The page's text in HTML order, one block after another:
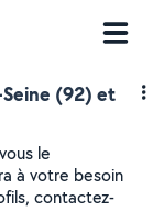
(92) et
le
à votre besoin
contactez-